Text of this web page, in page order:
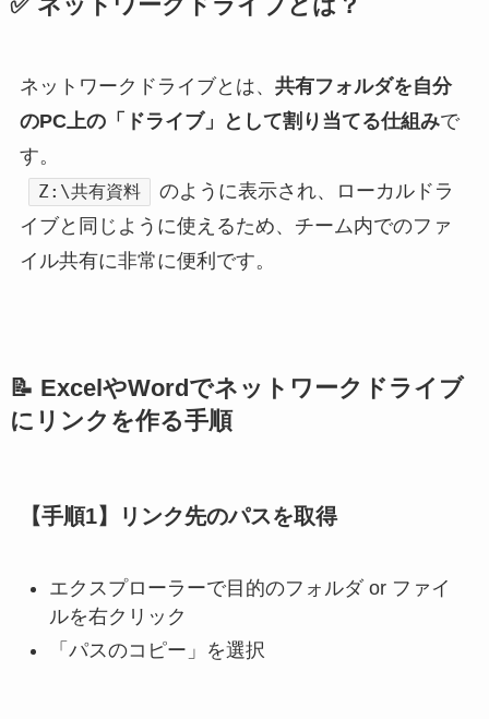
ネットワークドライブとは、 共有フォルダを自分
のPC上の「ドライブ」として割り当てる仕組みで
す。
Z:\共有資料
のように表示され、ローカルドラ
イブと同じように使えるため、チーム内でのファ
イル共有に非常に便利です。
📝 ExcelやWordでネットワークドライブ
にリンクを作る手順
【手順1】リンク先のパスを取得
エクスプローラーで目的のフォルダ or ファイ
ルを右クリック
「パスのコピー」を選択